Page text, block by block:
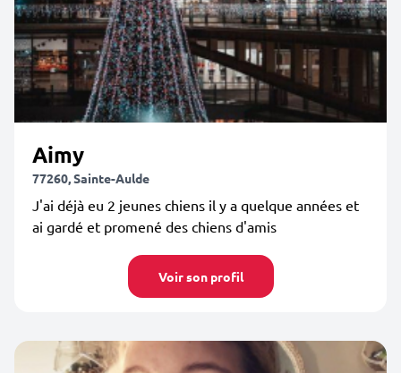
Aimy
77260, Sainte-Aulde
J'ai déjà eu 2 jeunes chiens il y a quelque années et
ai gardé et promené des chiens d'amis
Voir son profil